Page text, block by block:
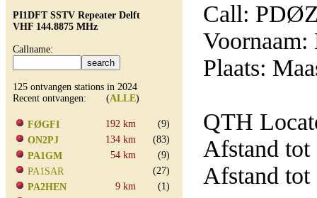
PI1DFT SSTV Repeater Delft
VHF 144.8875 MHz
Callname:
125 ontvangen stations in 2024
Recent ontvangen: (ALLE)
FØGFI 192 km
(9)
ON2PJ
134 km
(83)
PA1GM
54 km
(9)
PA1SAR
(27)
PA2HEN
9 km
(1)
Call:
Plaats:
QTH
Afstand tot
Afstand tot